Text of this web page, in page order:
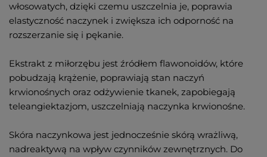
włosowatych, dzięki czemu uszczelnia je, poprawia
elastyczność naczynek i zwiększa ich odporność na
rozszerzanie się i pękanie.
Ekstrakt z miłorzębu jest źródłem flawonoidów, które
pobudzają krążenie, poprawiają stan naczyń
krwionośnych oraz odżywienie tkanek, zapobiegają
teleangiektazjom, uszczelniają naczynka krwionośne.
Skóra naczynkowa jest jednocześnie skórą wrażliwą,
nadreaktywą na wpływ czynników zewnętrznych. Do